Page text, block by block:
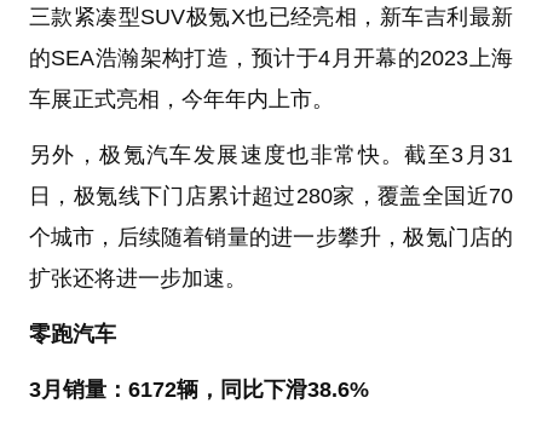
三款紧凑型SUV极氪X也已经亮相，新车吉利最新
的SEA浩瀚架构打造，预计于4月开幕的2023上海
车展正式亮相，今年年内上市。
另外，极氪汽车发展速度也非常快。截至3月31
日，极氪线下门店累计超过280家，覆盖全国近70
个城市，后续随着销量的进一步攀升，极氪门店的
扩张还将进一步加速。
零跑汽车
3月销量：6172辆，同比下滑38.6%